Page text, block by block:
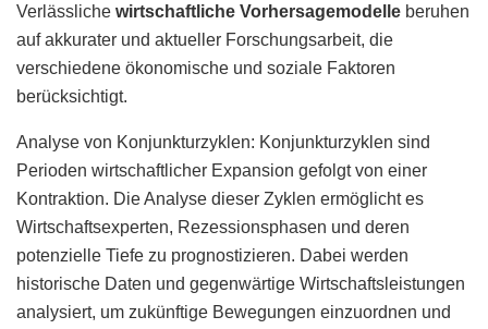
Verlässliche wirtschaftliche Vorhersagemodelle beruhen
auf akkurater und aktueller Forschungsarbeit, die
verschiedene ökonomische und soziale Faktoren
berücksichtigt.
Analyse von Konjunkturzyklen: Konjunkturzyklen sind
Perioden wirtschaftlicher Expansion gefolgt von einer
Kontraktion. Die Analyse dieser Zyklen ermöglicht es
Wirtschaftsexperten, Rezessionsphasen und deren
potenzielle Tiefe zu prognostizieren. Dabei werden
historische Daten und gegenwärtige Wirtschaftsleistungen
analysiert, um zukünftige Bewegungen einzuordnen und